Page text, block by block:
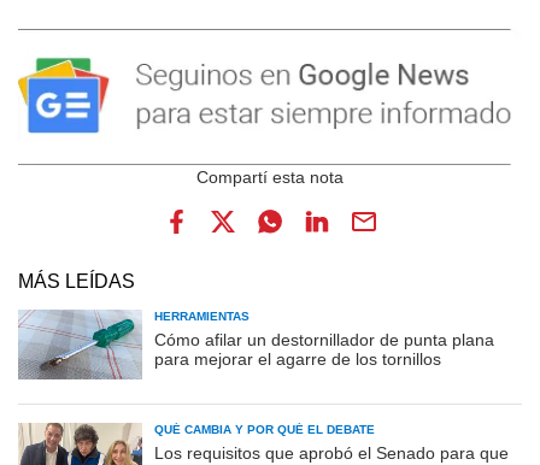
MÁS LEÍDAS
HERRAMIENTAS
Cómo afilar un destornillador de punta plana
para mejorar el agarre de los tornillos
QUÉ CAMBIA Y POR QUÉ EL DEBATE
Los requisitos que aprobó el Senado para que